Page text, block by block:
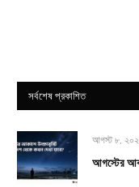
সর্বশেষ প্রকাশিত
আগস্ট ৮,
আগস্টের